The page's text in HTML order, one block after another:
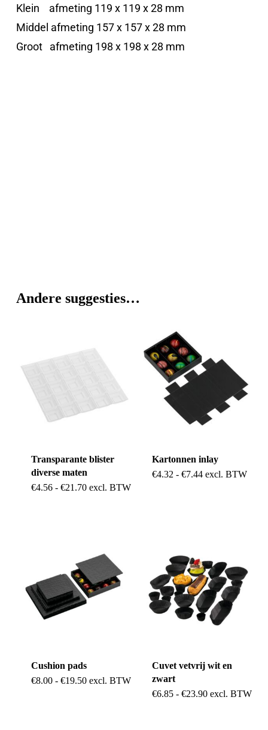
Klein afmeting 119 x 119 x 28 mm
Middel afmeting 157 x 157 x 28 mm
Groot afmeting 198 x 198 x 28 mm
Andere suggesties…
Transparante blister
diverse maten
€4.56 - €21.70Prijsklasse:
excl. BTW
Dit
variaties.
Deze
op
Kartonnen inlay
€4.32 - €7.44Prijsklasse:
excl. BTW
Dit
Deze
optie
kan
gekozen
op
Cushion pads
€8.00 - €19.50Prijsklasse:
excl. BTW
Dit
Cuvet vetvrij wit en
zwart
€6.85 - €23.90Prijsklasse:
excl. BTW
Dit